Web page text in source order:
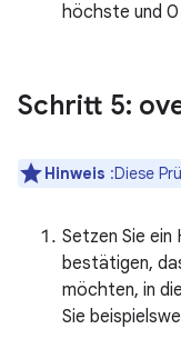
höchste und
Schritt 5:
Hinweis :Diese
Setzen Sie ein
bestätigen,
möchten, in
Sie